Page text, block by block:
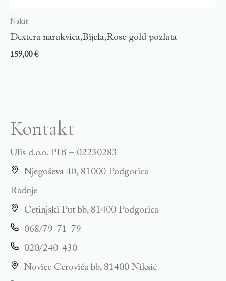
Nakit
Dextera narukvica,Bijela,Rose gold pozlata
159,00€
Kontakt
Ulis d.o.o. PIB – 02230283
Njegoševa 40, 81000 Podgorica
Radnje
Cetinjski Put bb, 81400 Podgorica
068/79-71-79
020/240-430
Novice Cerovića bb, 81400 Niksić